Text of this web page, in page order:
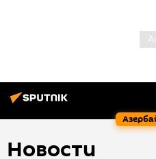
Новости